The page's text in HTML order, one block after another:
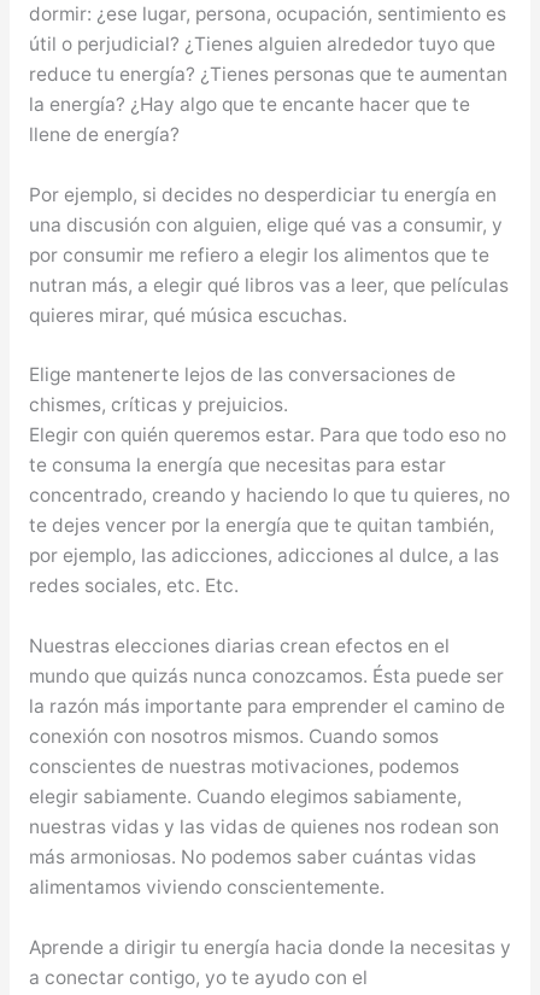
dormir: ¿ese lugar, persona, ocupación, sentimiento es
útil o perjudicial? ¿Tienes alguien alrededor tuyo que
reduce tu energía? ¿Tienes personas que te aumentan
la energía? ¿Hay algo que te encante hacer que te
llene de energía?
Por ejemplo, si decides no desperdiciar tu energía en
una discusión con alguien, elige qué vas a consumir, y
por consumir me refiero a elegir los alimentos que te
nutran más, a elegir qué libros vas a leer, que películas
quieres mirar, qué música escuchas.
Elige mantenerte lejos de las conversaciones de
chismes, críticas y prejuicios.
Elegir con quién queremos estar. Para que todo eso no
te consuma la energía que necesitas para estar
concentrado, creando y haciendo lo que tu quieres, no
te dejes vencer por la energía que te quitan también,
por ejemplo, las adicciones, adicciones al dulce, a las
redes sociales, etc. Etc.
Nuestras elecciones diarias crean efectos en el
mundo que quizás nunca conozcamos. Ésta puede ser
la razón más importante para emprender el camino de
conexión con nosotros mismos. Cuando somos
conscientes de nuestras motivaciones, podemos
elegir sabiamente. Cuando elegimos sabiamente,
nuestras vidas y las vidas de quienes nos rodean son
más armoniosas. No podemos saber cuántas vidas
alimentamos viviendo conscientemente.
Aprende a dirigir tu energía hacia donde la necesitas y
a conectar contigo, yo te ayudo con el